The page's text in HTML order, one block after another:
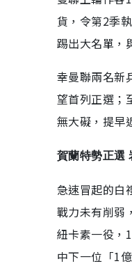
貨，令第2季
踢出大名單，
幸曼聯兩名新
望首列正選；
無大礙，提早
賀蘭特勢正選
急速冒起的白
戰力未有削弱
紐卡素一役，
中下一位「1